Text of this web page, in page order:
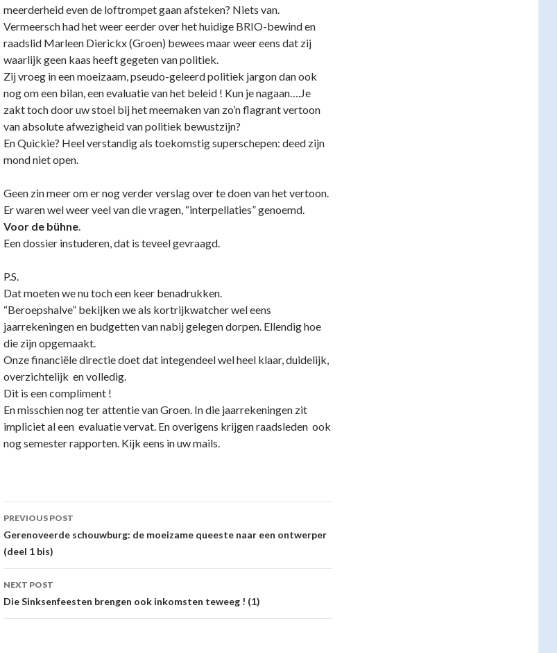
meerderheid even de loftrompet gaan afsteken? Niets van.
Vermeersch had het weer eerder over het huidige BRIO-bewind en
raadslid Marleen Dierickx (Groen) bewees maar weer eens dat zij
waarlijk geen kaas heeft gegeten van politiek.
Zij vroeg in een moeizaam, pseudo-geleerd politiek jargon dan ook
nog om een bilan, een evaluatie van het beleid ! Kun je nagaan….Je
zakt toch door uw stoel bij het meemaken van zo’n flagrant vertoon
van absolute afwezigheid van politiek bewustzijn?
En Quickie? Heel verstandig als toekomstig superschepen: deed zijn
mond niet open.
Geen zin meer om er nog verder verslag over te doen van het vertoon.
Er waren wel weer veel van die vragen, “interpellaties” genoemd.
Voor de bühne.
Een dossier instuderen, dat is teveel gevraagd.
P.S.
Dat moeten we nu toch een keer benadrukken.
“Beroepshalve” bekijken we als kortrijkwatcher wel eens
jaarrekeningen en budgetten van nabij gelegen dorpen. Ellendig hoe
die zijn opgemaakt.
Onze financiële directie doet dat integendeel wel heel klaar, duidelijk,
overzichtelijk en volledig.
Dit is een compliment !
En misschien nog ter attentie van Groen. In die jaarrekeningen zit
impliciet al een evaluatie vervat. En overigens krijgen raadsleden ook
nog semester rapporten. Kijk eens in uw mails.
Post
navigation
PREVIOUS POST
Gerenoveerde schouwburg: de moeizame queeste naar een ontwerper
(deel 1 bis)
NEXT POST
Die Sinksenfeesten brengen ook inkomsten teweeg ! (1)